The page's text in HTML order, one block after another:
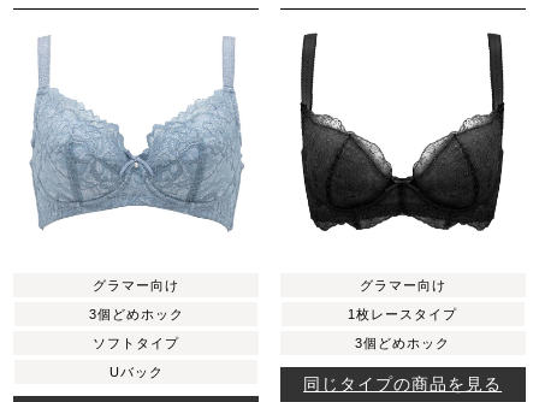
グラマー向け
3個どめホック
ソフトタイプ
Uバック
グラマー向け
1枚レースタイプ
3個どめホック
同じタイプの商品を見る